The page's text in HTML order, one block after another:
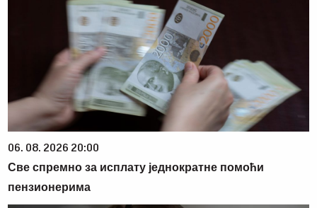
06. 08. 2026 20:00
Све спремно за исплату једнократне помоћи
пензионерима